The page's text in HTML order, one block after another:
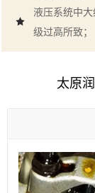
液压系统中
级过高所致；
太原